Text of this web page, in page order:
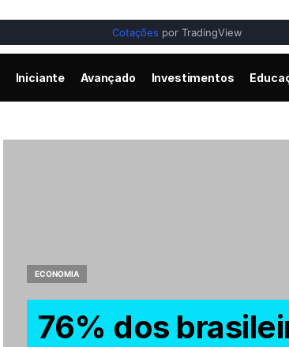
Cotações por TradingView
Iniciante Avançado Investimentos
ECONOMIA
76% dos